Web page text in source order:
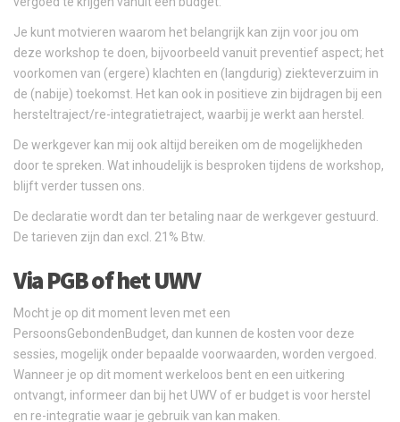
Je kunt motvieren waarom het belangrijk kan zijn voor jou om
deze workshop te doen, bijvoorbeeld vanuit preventief aspect; het
voorkomen van (ergere) klachten en (langdurig) ziekteverzuim in
de (nabije) toekomst. Het kan ook in positieve zin bijdragen bij een
hersteltraject/re-integratietraject, waarbij je werkt aan herstel.
De werkgever kan mij ook altijd bereiken om de mogelijkheden
door te spreken. Wat inhoudelijk is besproken tijdens de workshop,
blijft verder tussen ons.
De declaratie wordt dan ter betaling naar de werkgever gestuurd.
De tarieven zijn dan excl. 21% Btw.
Via PGB of het UWV
Mocht je op dit moment leven met een
PersoonsGebondenBudget, dan kunnen de kosten voor deze
sessies, mogelijk onder bepaalde voorwaarden, worden vergoed.
Wanneer je op dit moment werkeloos bent en een uitkering
ontvangt, informeer dan bij het UWV of er budget is voor herstel
en re-integratie waar je gebruik van kan maken.